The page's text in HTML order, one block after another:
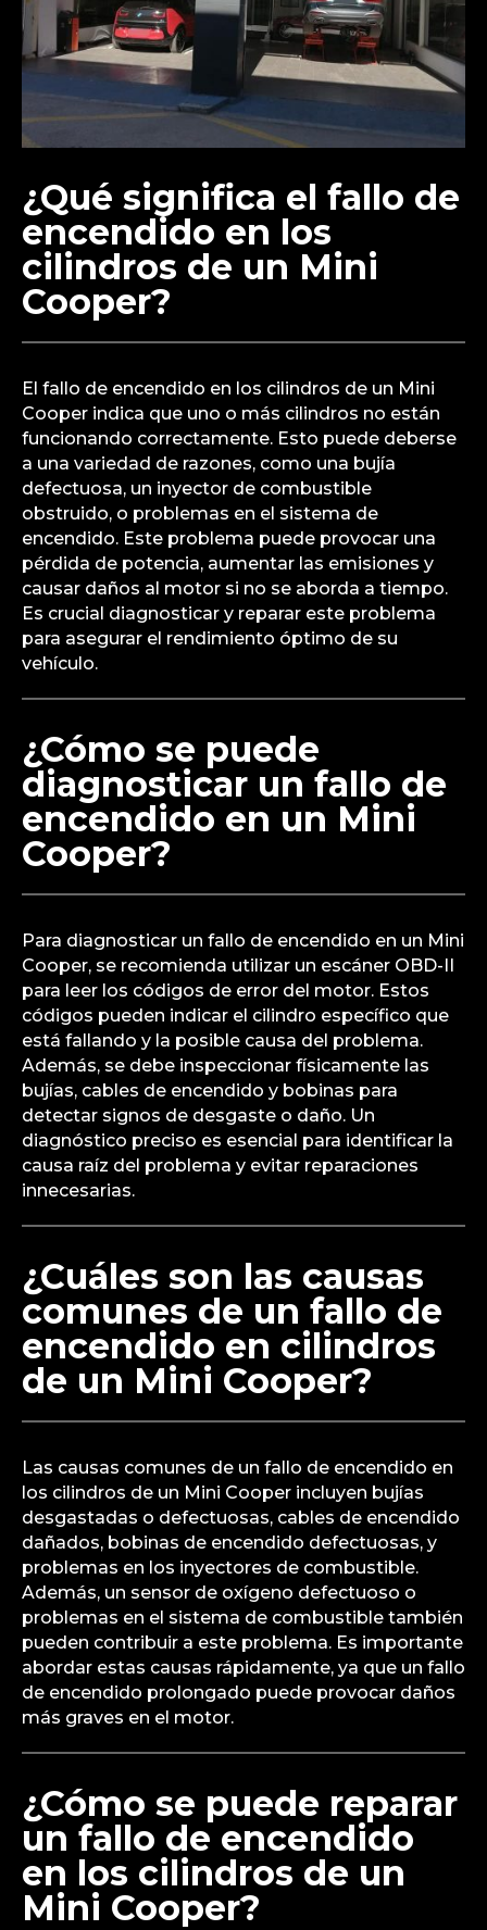
¿Qué significa el fallo de
encendido en los
cilindros de un Mini
Cooper?
El fallo de encendido en los cilindros de un Mini
Cooper indica que uno o más cilindros no están
funcionando correctamente. Esto puede deberse
a una variedad de razones, como una bujía
defectuosa, un inyector de combustible
obstruido, o problemas en el sistema de
encendido. Este problema puede provocar una
pérdida de potencia, aumentar las emisiones y
causar daños al motor si no se aborda a tiempo.
Es crucial diagnosticar y reparar este problema
para asegurar el rendimiento óptimo de su
vehículo.
¿Cómo se puede
diagnosticar un fallo de
encendido en un Mini
Cooper?
Para diagnosticar un fallo de encendido en un Mini
Cooper, se recomienda utilizar un escáner OBD-II
para leer los códigos de error del motor. Estos
códigos pueden indicar el cilindro específico que
está fallando y la posible causa del problema.
Además, se debe inspeccionar físicamente las
bujías, cables de encendido y bobinas para
detectar signos de desgaste o daño. Un
diagnóstico preciso es esencial para identificar la
causa raíz del problema y evitar reparaciones
innecesarias.
¿Cuáles son las causas
comunes de un fallo de
encendido en cilindros
de un Mini Cooper?
Las causas comunes de un fallo de encendido en
los cilindros de un Mini Cooper incluyen bujías
desgastadas o defectuosas, cables de encendido
dañados, bobinas de encendido defectuosas, y
problemas en los inyectores de combustible.
Además, un sensor de oxígeno defectuoso o
problemas en el sistema de combustible también
pueden contribuir a este problema. Es importante
abordar estas causas rápidamente, ya que un fallo
de encendido prolongado puede provocar daños
más graves en el motor.
¿Cómo se puede reparar
un fallo de encendido
en los cilindros de un
Mini Cooper?